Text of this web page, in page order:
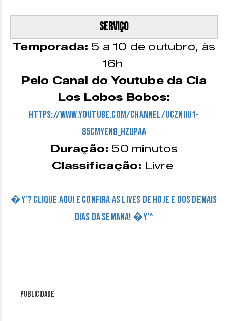
Serviço
Temporada: 5 a 10 de outubro, às
16h
Pelo Canal do Youtube da Cia
Los Lobos Bobos:
https://www.youtube.com/channel/UCZnIiU1-
85CmyEN8_hZUpaA
Duração: 50 minutos
Classificação: Livre
�Y’? CLIQUE AQUI E CONFIRA AS LIVES DE HOJE E DOS DEMAIS
DIAS DA SEMANA! �Y’^
Publicidade